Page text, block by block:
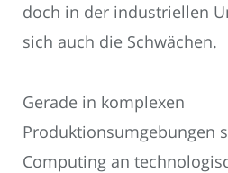
doch in der industriellen
sich auch die Schwächen.
Gerade in komplexen
Produktionsumgebungen
Computing an